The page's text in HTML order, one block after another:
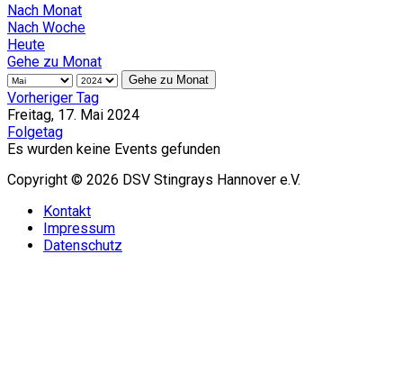
Nach Monat
Nach Woche
Heute
Gehe zu Monat
Gehe zu Monat
Vorheriger Tag
Freitag, 17. Mai 2024
Folgetag
Es wurden keine Events gefunden
Copyright © 2026 DSV Stingrays Hannover e.V.
Kontakt
Impressum
Datenschutz